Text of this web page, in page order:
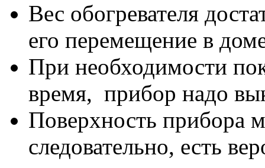
Вес обогревателя
его перемещение в
При необходимости
время, прибор надо
Поверхность прибора
следовательно, есть